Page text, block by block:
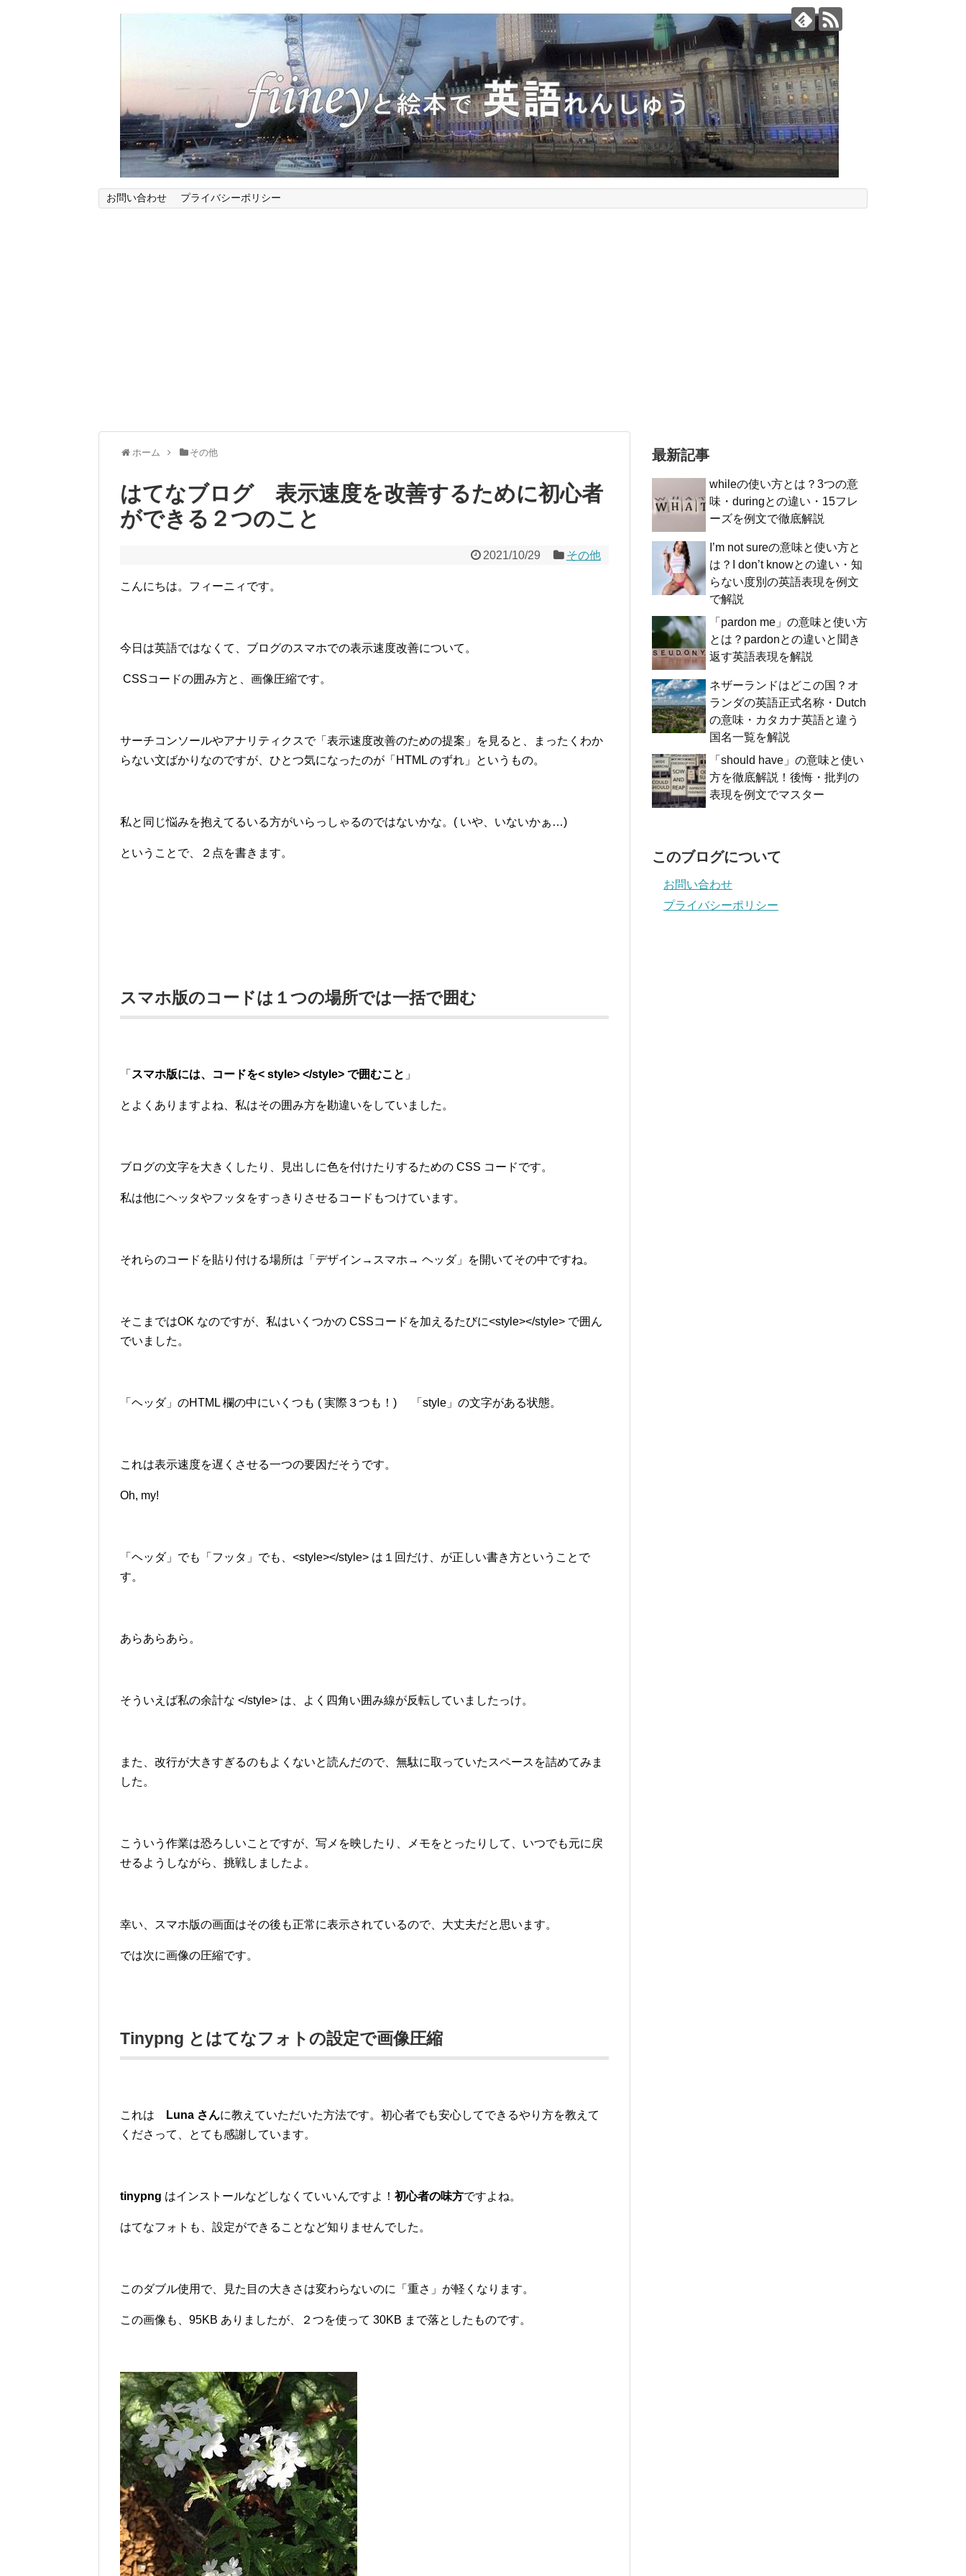
お問い合わせ プライバシーポリシー
ホーム その他
はてなブログ 表示速度を改善するために初心者
ができる２つのこと
2021/10/29 その他
こんにちは。フィーニィです。
今日は英語ではなくて、ブログのスマホでの表示速度改善について。
CSSコードの囲み方と、画像圧縮です。
サーチコンソールやアナリティクスで「表示速度改善のための提案」を見ると、まったくわか
らない文ばかりなのですが、ひとつ気になったのが「HTML のずれ」というもの。
私と同じ悩みを抱えてるいる方がいらっしゃるのではないかな。( いや、いないかぁ…)
ということで、２点を書きます。
スマホ版のコードは１つの場所では一括で囲む
「 スマホ版には、コードを< style> </style> で囲むこと 」
とよくありますよね、私はその囲み方を勘違いをしていました。
ブログの文字を大きくしたり、見出しに色を付けたりするための CSS コードです。
私は他にヘッタやフッタをすっきりさせるコードもつけています。
それらのコードを貼り付ける場所は「デザイン→スマホ→ ヘッダ」を開いてその中ですね。
そこまではOK なのですが、私はいくつかの CSSコードを加えるたびに<style></style> で囲ん
でいました。
「ヘッダ」のHTML 欄の中にいくつも ( 実際３つも！) 「style」の文字がある状態。
これは表示速度を遅くさせる一つの要因だそうです。
Oh, my!
「ヘッダ」でも「フッタ」でも、<style></style> は１回だけ、が正しい書き方ということで
す。
あらあらあら。
そういえば私の余計な </style> は、よく四角い囲み線が反転していましたっけ。
また、改行が大きすぎるのもよくないと読んだので、無駄に取っていたスペースを詰めてみま
した。
こういう作業は恐ろしいことですが、写メを映したり、メモをとったりして、いつでも元に戻
せるようしながら、挑戦しましたよ。
幸い、スマホ版の画面はその後も正常に表示されているので、大丈夫だと思います。
では次に画像の圧縮です。
Tinypng とはてなフォトの設定で画像圧縮
これは Luna さんに教えていただいた方法です。初心者でも安心してできるやり方を教えて
くださって、とても感謝しています。
tinypng はインストールなどしなくていいんですよ！ 初心者の味方ですよね。
はてなフォトも、設定ができることなど知りませんでした。
このダブル使用で、見た目の大きさは変わらないのに「重さ」が軽くなります。
この画像も、95KB ありましたが、２つを使って 30KB まで落としたものです。
最新記事
whileの使い方とは？3つの意
味・duringとの違い・15フレ
ーズを例文で徹底解説
I’m not sureの意味と使い方と
は？I don’t knowとの違い・知
らない度別の英語表現を例文
で解説
「pardon me」の意味と使い方
とは？pardonとの違いと聞き
返す英語表現を解説
ネザーランドはどこの国？オ
ランダの英語正式名称・Dutch
の意味・カタカナ英語と違う
国名一覧を解説
「should have」の意味と使い
方を徹底解説！後悔・批判の
表現を例文でマスター
このブログについて
お問い合わせ
プライバシーポリシー